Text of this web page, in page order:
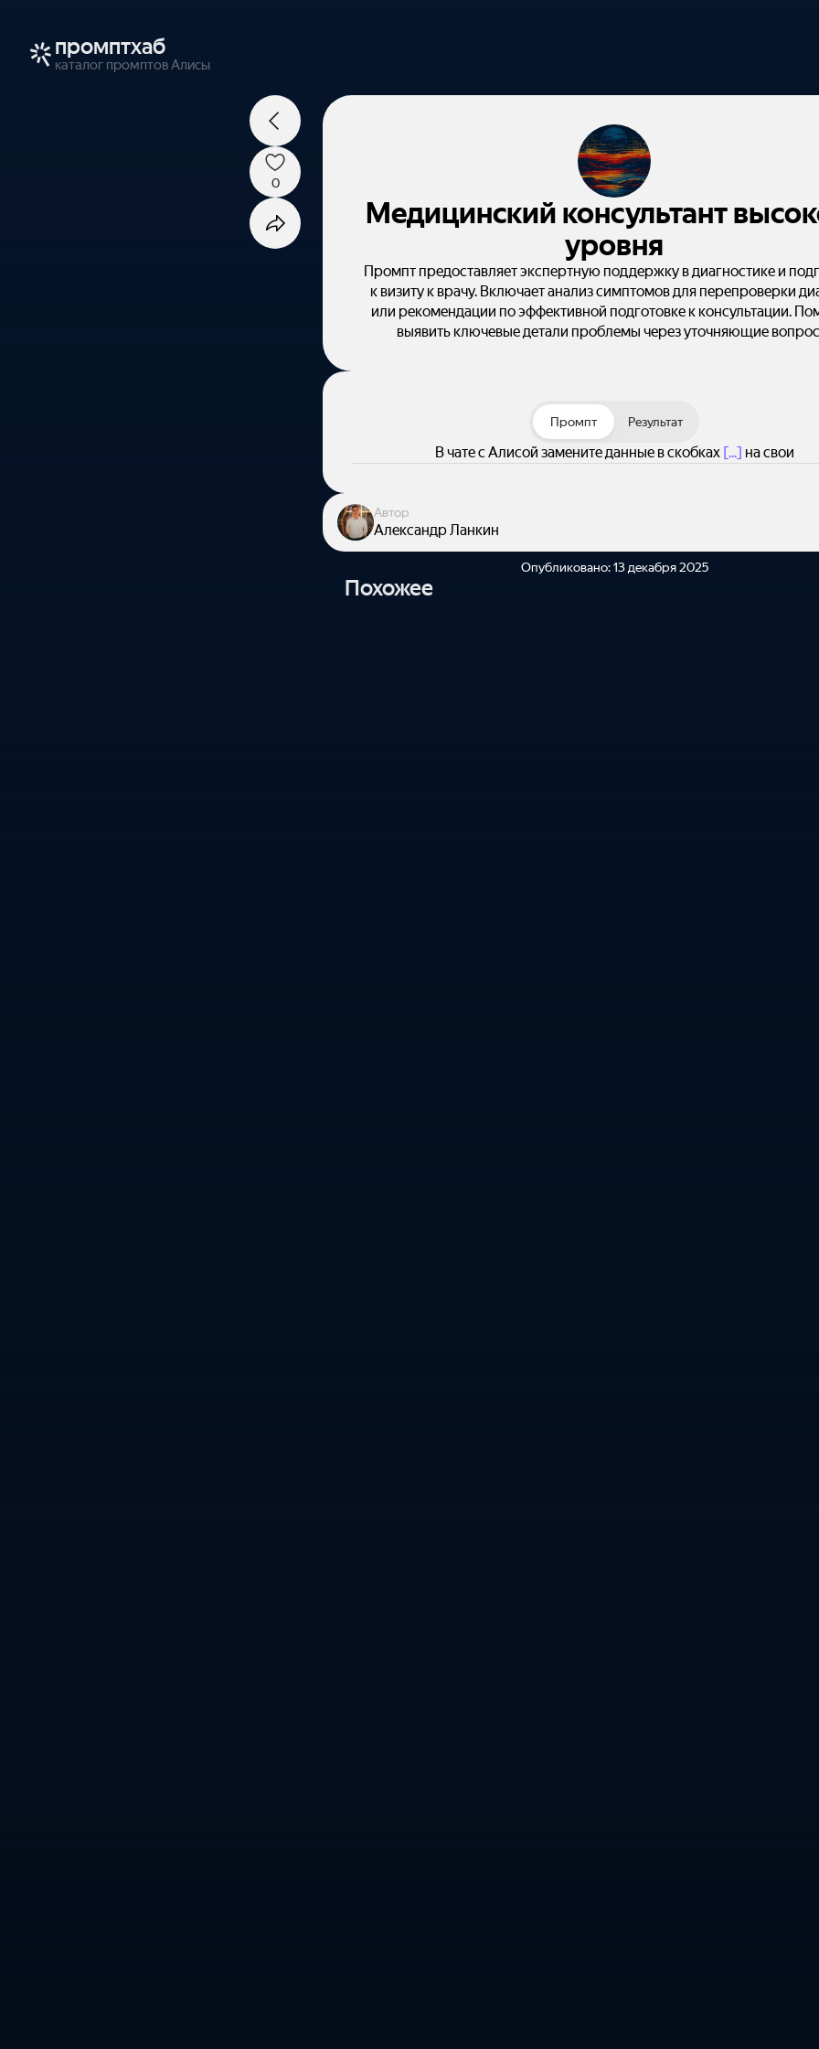
промптхаб
каталог промптов Алисы
Медицинский консультант
уровня
Промпт предоставляет экспертную поддержку в диагностике и
к визиту к врачу. Включает анализ симптомов для перепроверки
или рекомендации по эффективной подготовке к консультации.
выявить ключевые детали проблемы через уточняющие
именно нужна помощь (описание симптомов, вопросы для
подготовка к консультации).
0
Промпт Результат
В чате с Алисой замените данные в скобках [...] на свои
Автор
Александр Ланкин
Опубликовано:13 декабря 2025
Похожее